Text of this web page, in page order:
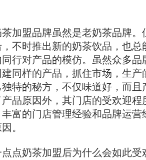
盟品牌虽然是老奶茶品牌。
不时推出新的奶茶饮品，也总
行对产品的模仿。虽然众多品
同样的产品，抓住市场，生产
特的秘方，不仅味道好，而且
品原因外，其门店的受欢迎程
富的门店管理经验和品牌运营
。
奶茶加盟后为什么会如此受